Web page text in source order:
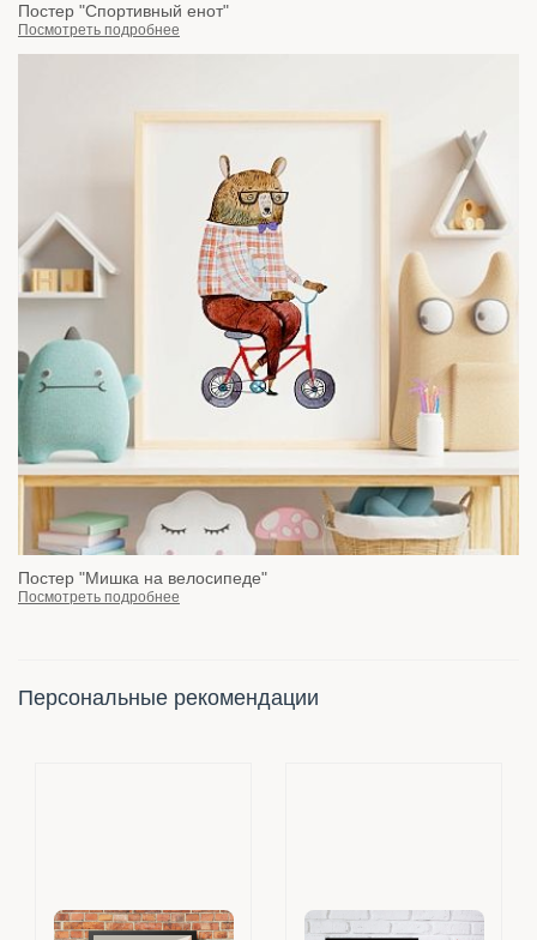
Постер "Спортивный енот"
Посмотреть подробнее
Постер "Мишка на велосипеде"
Посмотреть подробнее
Персональные рекомендации